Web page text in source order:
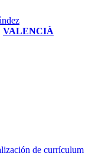
VALENCIÀ
de currículum